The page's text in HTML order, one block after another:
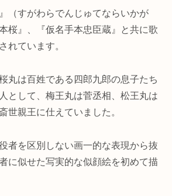
（すがわらでんじゅてならいかが
桜』、『仮名手本忠臣蔵』と共に歌
れています。
丸は百姓である四郎九郎の息子たち
として、梅王丸は菅丞相、松王丸は
世親王に仕えていました。
者を区別しない画一的な表現から抜
に似せた写実的な似顔絵を初めて描